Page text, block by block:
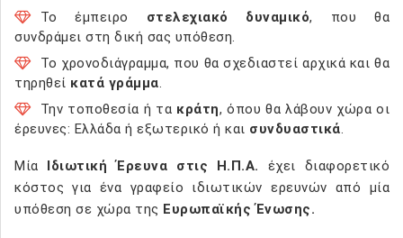
Το έμπειρο στελεχιακό δυναμικό, που θα
συνδράμει στη δική σας υπόθεση.
Το χρονοδιάγραμμα, που θα σχεδιαστεί αρχικά και θα
τηρηθεί κατά γράμμα.
Την τοποθεσία ή τα κράτη, όπου θα λάβουν χώρα οι
έρευνες: Ελλάδα ή εξωτερικό ή και συνδυαστικά.
Μία Ιδιωτική Έρευνα στις Η.Π.Α.
έχει διαφορετικό
κόστος για ένα γραφείο ιδιωτικών ερευνών από μία
υπόθεση σε χώρα της Ευρωπαϊκής Ένωσης.